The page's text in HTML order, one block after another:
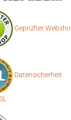
Geprüfter
Datensicherheit